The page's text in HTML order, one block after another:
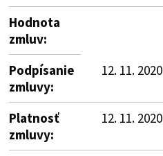
Hodnota
zmluv:
Podpísanie
zmluvy:
12. 11. 2020
Platnosť
zmluvy:
12. 11. 2020